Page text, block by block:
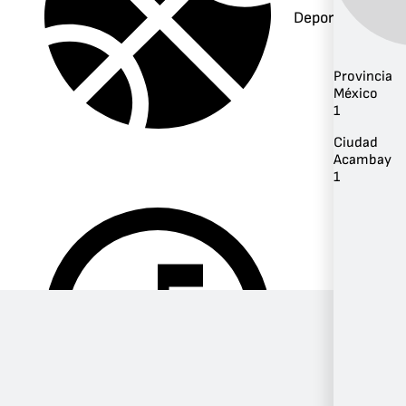
Deportes
Provincia
México
1
Ciudad
Acambay
1